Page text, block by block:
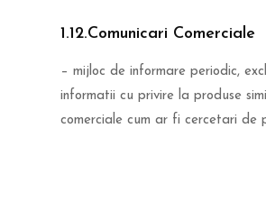
1.12.Comunicari Comerciale
– mijloc de informare periodic,
informatii cu privire la produse
comerciale cum ar fi cercetari de